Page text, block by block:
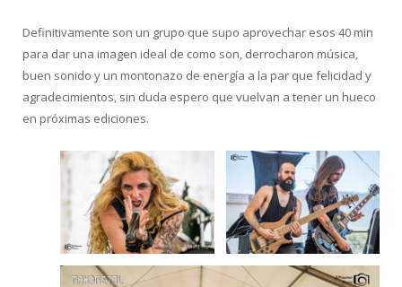
Definitivamente son un grupo que supo aprovechar esos 40 min
para dar una imagen ideal de como son, derrocharon música,
buen sonido y un montonazo de energía a la par que felicidad y
agradecimientos, sin duda espero que vuelvan a tener un hueco
en próximas ediciones.